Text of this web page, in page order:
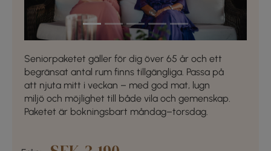
Seniorpaketet gäller för dig över 65 år och ett
begränsat antal rum finns tillgängliga. Passa på
att njuta mitt i veckan – med god mat, lugn
miljö och möjlighet till både vila och gemenskap.
Paketet är bokningsbart måndag–torsdag.